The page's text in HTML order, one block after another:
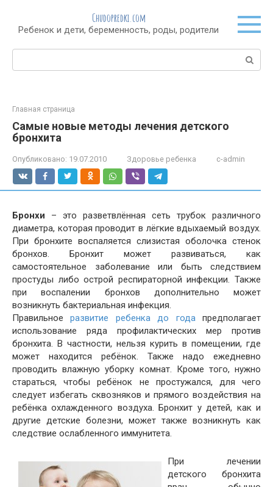
контенту
Chudopredki.com
Ребенок и дети, беременность, роды, родители
Поиск:
Главная страница
Самые новые методы лечения детского
бронхита
Опубликовано: 19.07.2010 Здоровье ребенка c-admin
Бронхи – это разветвлённая сеть трубок различного
диаметра, которая проводит в лёгкие вдыхаемый воздух.
При бронхите воспаляется слизистая оболочка стенок
бронхов. Бронхит может развиваться, как
самостоятельное заболевание или быть следствием
простуды либо острой респираторной инфекции. Также
при воспалении бронхов дополнительно может
возникнуть бактериальная инфекция.
Правильноеразвитие ребенка до годапредполагает
использование ряда профилактических мер против
бронхита. В частности, нельзя курить в помещении, где
может находится ребёнок. Также надо ежедневно
проводить влажную уборку комнат. Кроме того, нужно
стараться, чтобы ребёнок не простужался, для чего
следует избегать сквозняков и прямого воздействия на
ребёнка охлажденного воздуха. Бронхит у детей, как и
другие детские болезни, может также возникнуть как
следствие ослабленного иммунитета.
При лечении
детского бронхита